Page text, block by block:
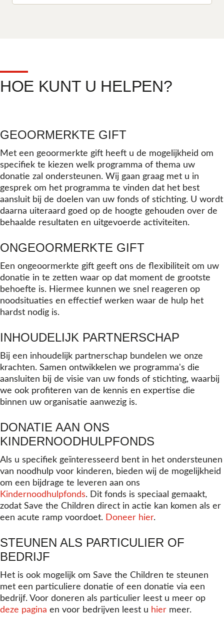
HOE KUNT U HELPEN?
GEOORMERKTE GIFT
Met een geoormerkte gift heeft u de mogelijkheid om
specifiek te kiezen welk programma of thema uw
donatie zal ondersteunen. Wij gaan graag met u in
gesprek om het programma te vinden dat het best
aansluit bij de doelen van uw fonds of stichting. U wordt
daarna uiteraard goed op de hoogte gehouden over de
behaalde resultaten en uitgevoerde activiteiten.
ONGEOORMERKTE GIFT
Een ongeoormerkte gift geeft ons de flexibiliteit om uw
donatie in te zetten waar op dat moment de grootste
behoefte is. Hiermee kunnen we snel reageren op
noodsituaties en effectief werken waar de hulp het
hardst nodig is.
INHOUDELIJK PARTNERSCHAP
Bij een inhoudelijk partnerschap bundelen we onze
krachten. Samen ontwikkelen we programma's die
aansluiten bij de visie van uw fonds of stichting, waarbij
we ook profiteren van de kennis en expertise die
binnen uw organisatie aanwezig is.
DONATIE AAN ONS
KINDERNOODHULPFONDS
Als u specifiek geïnteresseerd bent in het ondersteunen
van noodhulp voor kinderen, bieden wij de mogelijkheid
om een bijdrage te leveren aan ons
Kindernoodhulpfonds. Dit fonds is speciaal gemaakt,
zodat Save the Children direct in actie kan komen als er
een acute ramp voordoet. Doneer hier.
STEUNEN ALS PARTICULIER OF
BEDRIJF
Het is ook mogelijk om Save the Children te steunen
met een particuliere donatie of een donatie via een
bedrijf. Voor doneren als particulier leest u meer op
deze pagina en voor bedrijven leest u hier meer.